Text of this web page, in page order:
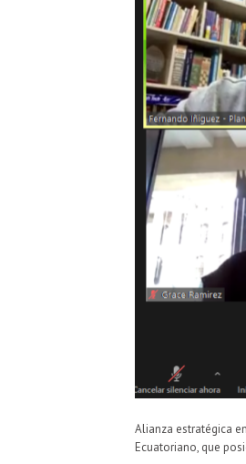
Alianza estratégica
Ecuatoriano, que